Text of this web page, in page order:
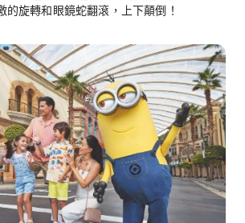
的旋轉和眼鏡蛇翻滾，上下顛倒！